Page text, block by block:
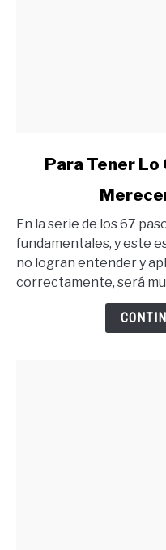
Tener
Lo
Que
Quieres
Para Tener Lo
En la serie de los 67
fundamentales, y este
no logran entender y
correctamente, será